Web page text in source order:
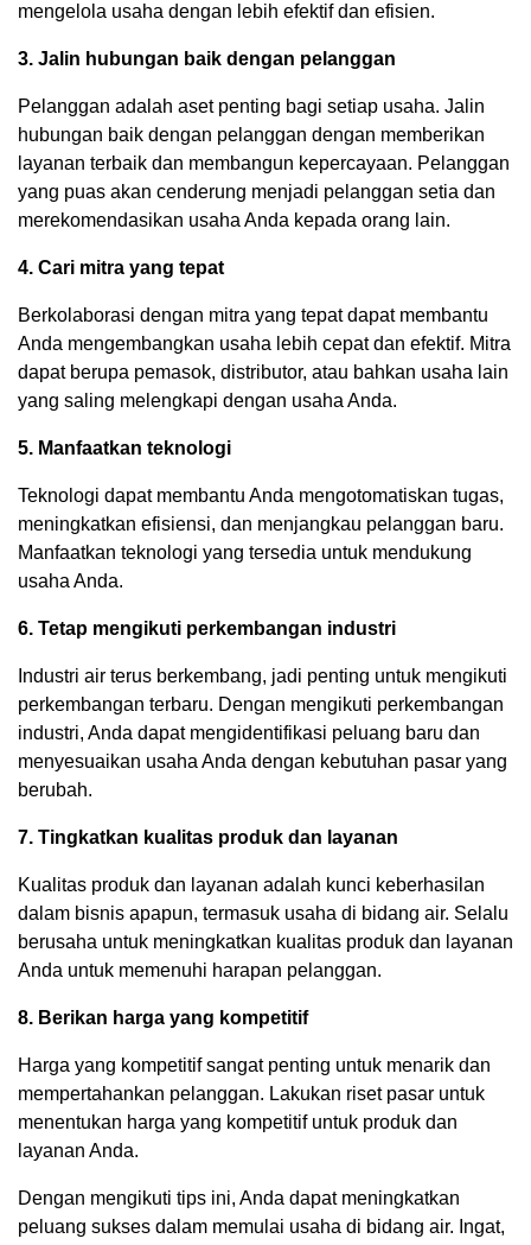
mengelola usaha dengan lebih efektif dan efisien.
3. Jalin hubungan baik dengan pelanggan
Pelanggan adalah aset penting bagi setiap usaha. Jalin
hubungan baik dengan pelanggan dengan memberikan
layanan terbaik dan membangun kepercayaan. Pelanggan
yang puas akan cenderung menjadi pelanggan setia dan
merekomendasikan usaha Anda kepada orang lain.
4. Cari mitra yang tepat
Berkolaborasi dengan mitra yang tepat dapat membantu
Anda mengembangkan usaha lebih cepat dan efektif. Mitra
dapat berupa pemasok, distributor, atau bahkan usaha lain
yang saling melengkapi dengan usaha Anda.
5. Manfaatkan teknologi
Teknologi dapat membantu Anda mengotomatiskan tugas,
meningkatkan efisiensi, dan menjangkau pelanggan baru.
Manfaatkan teknologi yang tersedia untuk mendukung
usaha Anda.
6. Tetap mengikuti perkembangan industri
Industri air terus berkembang, jadi penting untuk mengikuti
perkembangan terbaru. Dengan mengikuti perkembangan
industri, Anda dapat mengidentifikasi peluang baru dan
menyesuaikan usaha Anda dengan kebutuhan pasar yang
berubah.
7. Tingkatkan kualitas produk dan layanan
Kualitas produk dan layanan adalah kunci keberhasilan
dalam bisnis apapun, termasuk usaha di bidang air. Selalu
berusaha untuk meningkatkan kualitas produk dan layanan
Anda untuk memenuhi harapan pelanggan.
8. Berikan harga yang kompetitif
Harga yang kompetitif sangat penting untuk menarik dan
mempertahankan pelanggan. Lakukan riset pasar untuk
menentukan harga yang kompetitif untuk produk dan
layanan Anda.
Dengan mengikuti tips ini, Anda dapat meningkatkan
peluang sukses dalam memulai usaha di bidang air. Ingat,